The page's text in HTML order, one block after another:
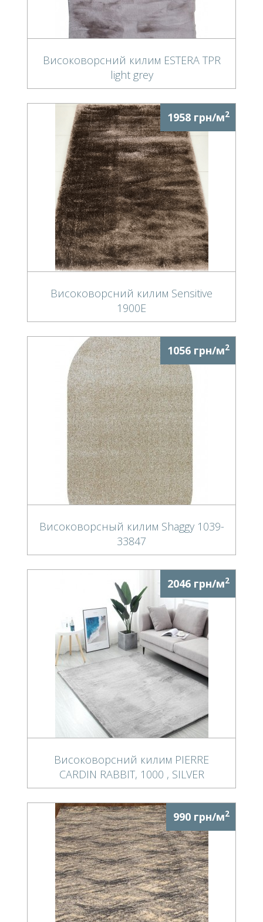
Високоворсний килим ESTERA TPR
light grey
1958 грн/м2
Високоворсний килим Sensitive
1900E
1056 грн/м2
Високоворсный килим Shaggy 1039-
33847
2046 грн/м2
Високоворсний килим PIERRE
CARDIN RABBIT, 1000 , SILVER
990 грн/м2